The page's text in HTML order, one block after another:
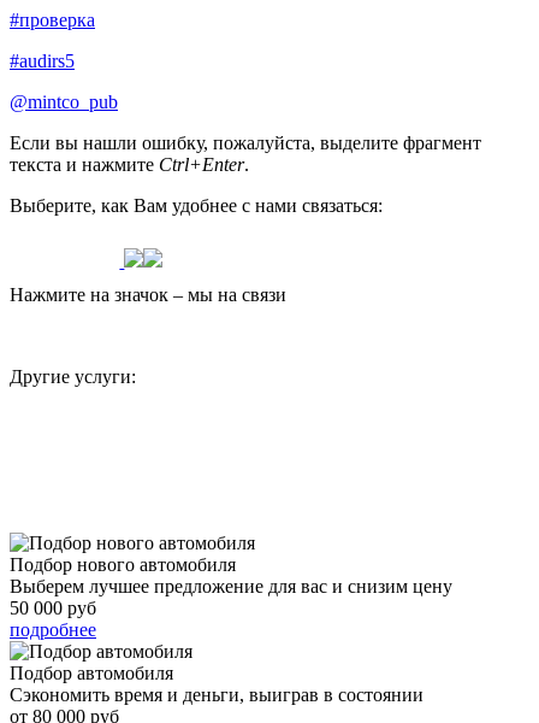
#проверка
#audirs5
@mintco_pub
Если вы нашли ошибку, пожалуйста, выделите фрагмент
текста и нажмите Ctrl+Enter.
Выберите, как Вам удобнее с нами связаться:
Нажмите на значок – мы на связи
Другие услуги:
Подбор нового автомобиля
Выберем лучшее предложение для вас и снизим цену
50 000 руб
подробнее
Подбор автомобиля
Сэкономить время и деньги, выиграв в состоянии
от 80 000 руб